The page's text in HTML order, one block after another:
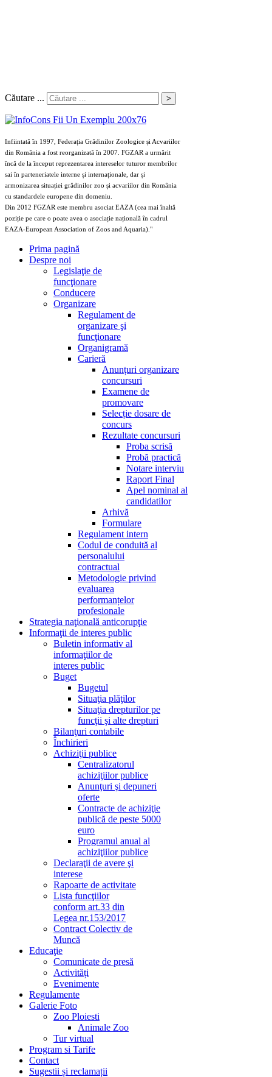
Căutare ... >
Infiintată în 1997, Federația Grădinilor Zoologice și Acvariilor
din România a fost reorganizată în 2007. FGZAR a urmărit
încă de la început reprezentarea intereselor tuturor membrilor
sai în parteneriatele interne și internaționale, dar și
armonizarea situației grădinilor zoo și acvariilor din România
cu standardele europene din domeniu.
Din 2012 FGZAR este membru asociat EAZA (cea mai înaltă
poziție pe care o poate avea o asociație națională în cadrul
EAZA-European Association of Zoos and Aquaria)."
Prima pagină
Despre noi
Legislaţie de
funcţionare
Conducere
Organizare
Regulament de
organizare şi
funcţionare
Organigramă
Carieră
Anunțuri organizare
concursuri
Examene de
promovare
Selecție dosare de
concurs
Rezultate concursuri
Proba scrisă
Probă practică
Notare interviu
Raport Final
Apel nominal al
candidatilor
Arhivă
Formulare
Regulament intern
Codul de conduită al
personalului
contractual
Metodologie privind
evaluarea
performanțelor
profesionale
Strategia naţională anticorupţie
Informaţii de interes public
Buletin informativ al
informaţiilor de
interes public
Buget
Bugetul
Situaţia plăţilor
Situaţia drepturilor pe
funcţii şi alte drepturi
Bilanţuri contabile
Închirieri
Achiziţii publice
Centralizatorul
achiziţiilor publice
Anunţuri şi depuneri
oferte
Contracte de achiziţie
publică de peste 5000
euro
Programul anual al
achiziţiilor publice
Declaraţii de avere şi
interese
Rapoarte de activitate
Lista funcţiilor
conform art.33 din
Legea nr.153/2017
Contract Colectiv de
Muncă
Educaţie
Comunicate de presă
Activități
Evenimente
Regulamente
Galerie Foto
Zoo Ploiesti
Animale Zoo
Tur virtual
Program si Tarife
Contact
Sugestii și reclamații